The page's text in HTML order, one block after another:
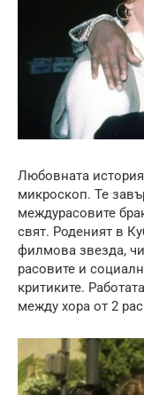
Любовната
микроскоп. Те
междурасовите
свят. Роденият в
филмова звезда,
расовите и
критиките.
между хора от 2